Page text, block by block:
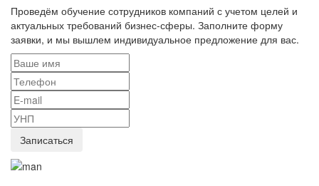
Проведём обучение сотрудников компаний с учетом целей и
актуальных требований бизнес-сферы. Заполните форму
заявки, и мы вышлем индивидуальное предложение для вас.